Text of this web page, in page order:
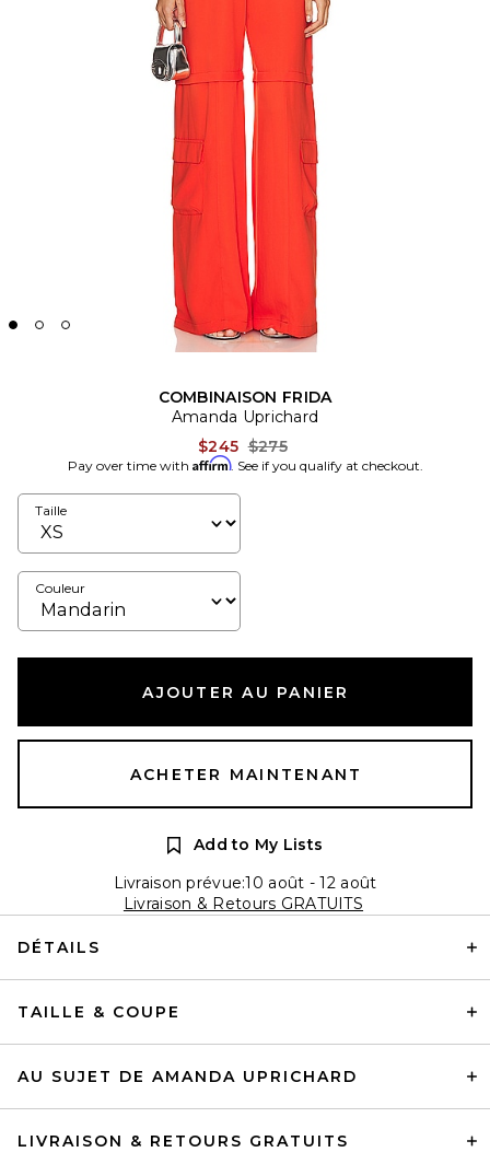
COMBINAISON FRIDA
Amanda Uprichard
$245 Previous price:
$275
Pay over time with Affirm. See if you qualify at checkout.
Taille
Couleur
AJOUTER AU PANIER
ACHETER MAINTENANT
Add to My Lists
Livraison prévue:10 août - 12 août
Livraison & Retours GRATUITS
DÉTAILS
TAILLE & COUPE
AU SUJET DE AMANDA UPRICHARD
LIVRAISON & RETOURS GRATUITS